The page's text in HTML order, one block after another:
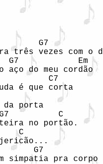
G7
três vezes com o
G7            Em
aço do meu cordão
C7
é que corta
da porta
C
no portão.
C
G7
simpatia pra corpo